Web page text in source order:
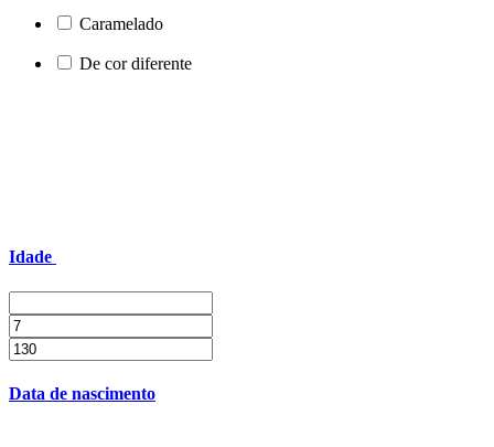
Caramelado
De cor diferente
Idade
Data de nascimento